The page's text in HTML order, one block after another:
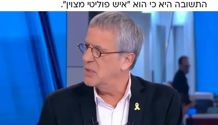
התשובה היא כי הוא "איש פוליטי מצוין".